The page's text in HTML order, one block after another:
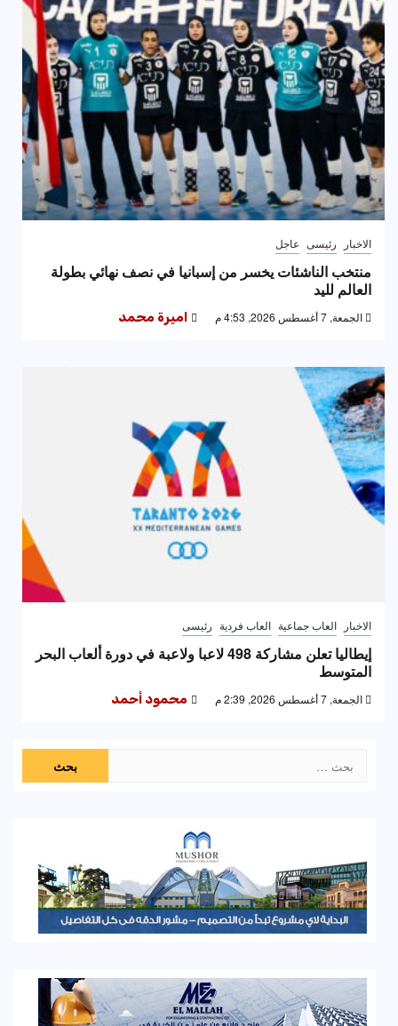
الاخبار رئيسى عاجل
منتخب الناشئات يخسر من إسبانيا في نصف نهائي بطولة
العالم لليد
الجمعة, 7 أغسطس 2026, 4:53 م اميرة محمد
الاخبار العاب جماعية العاب فردية رئيسى
إيطاليا تعلن مشاركة 498 لاعبا ولاعبة في دورة ألعاب البحر
المتوسط
الجمعة, 7 أغسطس 2026, 2:39 م محمود أحمد
عن: